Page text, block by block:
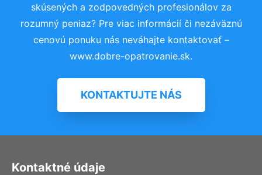
skúsených a zodpovedných profesionálov za
rozumný peniaz? Pre viac informácií či nezáväznú
cenovú ponuku nás neváhajte kontaktovať –
www.dobre-opatrovanie.sk.
KONTAKTUJTE NÁS
Kontaktné údaje